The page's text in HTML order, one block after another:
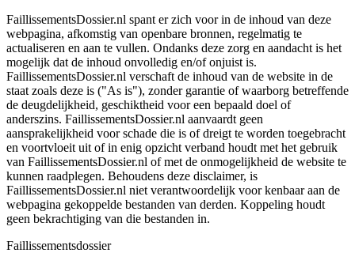
FaillissementsDossier.nl spant er zich voor in de inhoud van deze
webpagina, afkomstig van openbare bronnen, regelmatig te
actualiseren en aan te vullen. Ondanks deze zorg en aandacht is het
mogelijk dat de inhoud onvolledig en/of onjuist is.
FaillissementsDossier.nl verschaft de inhoud van de website in de
staat zoals deze is ("As is"), zonder garantie of waarborg betreffende
de deugdelijkheid, geschiktheid voor een bepaald doel of
anderszins. FaillissementsDossier.nl aanvaardt geen
aansprakelijkheid voor schade die is of dreigt te worden toegebracht
en voortvloeit uit of in enig opzicht verband houdt met het gebruik
van FaillissementsDossier.nl of met de onmogelijkheid de website te
kunnen raadplegen. Behoudens deze disclaimer, is
FaillissementsDossier.nl niet verantwoordelijk voor kenbaar aan de
webpagina gekoppelde bestanden van derden. Koppeling houdt
geen bekrachtiging van die bestanden in.
Faillissementsdossier